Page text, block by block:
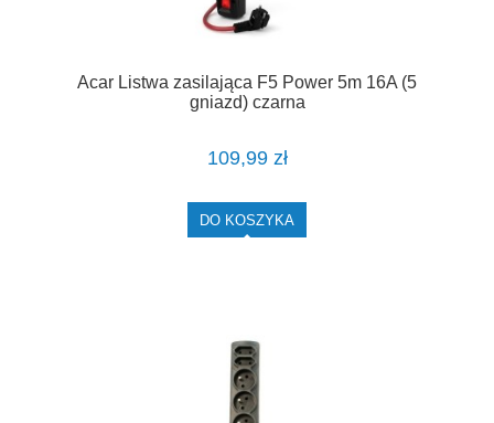
Acar Listwa zasilająca F5 Power 5m 16A (5
gniazd) czarna
109,99 zł
DO KOSZYKA